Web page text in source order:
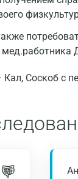
мед.работника
Соскоб с